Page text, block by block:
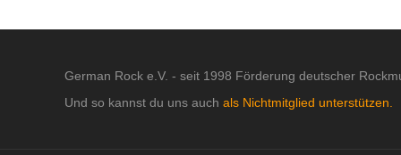
German Rock e.V. - seit 1998 Förderung deutscher
Und so kannst du uns auch als Nichtmitglied unterstützen.